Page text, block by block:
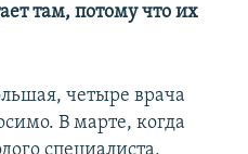
там, потому что их
четыре врача
В марте, когда
специалиста,